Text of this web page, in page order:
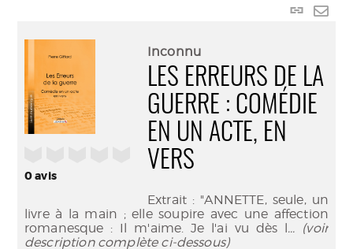
Lien
0avis
Inconnu
LES ERREURS DE LA
GUERRE : COMÉDIE
EN UN ACTE, EN
VERS
Extrait : "ANNETTE, seule, un
livre à la main ; elle soupire avec une affection
romanesque : Il m'aime. Je l'ai vu dès l... (voir
description complète ci-dessous)